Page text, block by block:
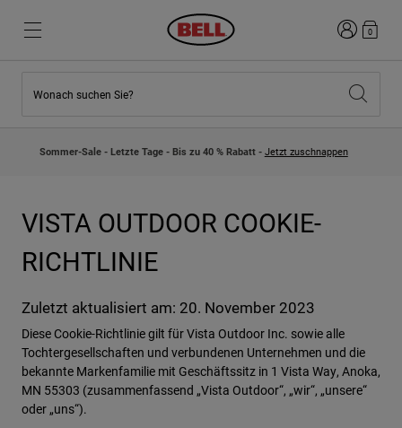
Neuzugänge
Lifestyle
Integral
Jets
Motocross
Neuzugänge
Entdecke Bike
Fullface
Road & Gravel
Anmelden
0
Wonach suchen Sie?
Sommer-Sale - Letzte Tage - Bis zu 40 % Rabatt - Jetzt zuschnappen
VISTA OUTDOOR COOKIE-
RICHTLINIE
Zuletzt aktualisiert am: 20. November 2023
Diese Cookie-Richtlinie gilt für Vista Outdoor Inc. sowie alle
Tochtergesellschaften und verbundenen Unternehmen und die
bekannte Markenfamilie mit Geschäftssitz in 1 Vista Way, Anoka,
MN 55303 (zusammenfassend „Vista Outdoor“, „wir“, „unsere“
oder „uns“).